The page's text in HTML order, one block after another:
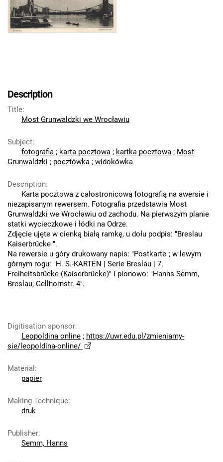
Description
Title:
Most Grunwaldzki we Wrocławiu
Subject:
fotografia ; karta pocztowa ; kartka pocztowa ; Most
Grunwaldzki ; pocztówka ; widokówka
Description:
Karta pocztowa z całostronicową fotografią na awersie i
niezapisanym rewersem. Fotografia przedstawia Most
Grunwaldzki we Wrocławiu od zachodu. Na pierwszym planie
statki wycieczkowe i łódki na Odrze.
Zdjęcie ujęte w cienką białą ramkę, u dołu podpis: "Breslau
Kaiserbrücke ".
Na rewersie u góry drukowany napis: "Postkarte"; w lewym
górnym rogu: "H. S.-KARTEN | Serie Breslau | 7.
Freiheitsbrücke (Kaiserbrücke)" i pionowo: "Hanns Semm,
Breslau, Gellhornstr. 4".
Digitisation sponsor:
Leopoldina online ; https://uwr.edu.pl/zmieniamy-
sie/leopoldina-online/
Material :
papier
Making Technique:
druk
Publisher:
Semm, Hanns